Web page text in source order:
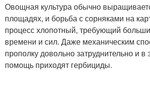
Овощная культура обычно
площадях, и борьба с сорняками на
процесс хлопотный, требующий
времени и сил. Даже механическим
прополку довольно затруднительно и в
помощь приходят гербициды.